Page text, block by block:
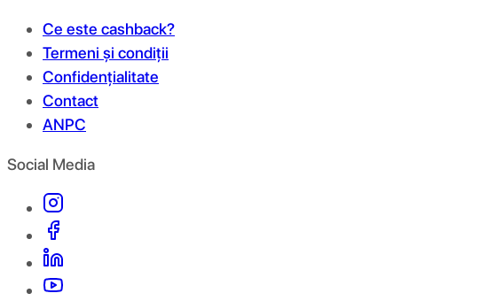
Ce este cashback?
Termeni și condiții
Confidențialitate
Contact
ANPC
Social Media